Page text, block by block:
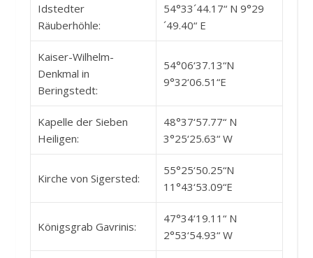
Idstedter
Räuberhöhle:
54°33´44.17“ N 9°29
´49.40“ E
Kaiser-Wilhelm-
Denkmal in
Beringstedt:
54°06‘37.13“N
9°32‘06.51“E
Kapelle der Sieben
Heiligen:
48°37‘57.77“ N
3°25‘25.63“ W
Kirche von Sigersted:
55°25‘50.25“N
11°43‘53.09“E
Königsgrab Gavrinis:
47°34‘19.11“ N
2°53‘54.93“ W